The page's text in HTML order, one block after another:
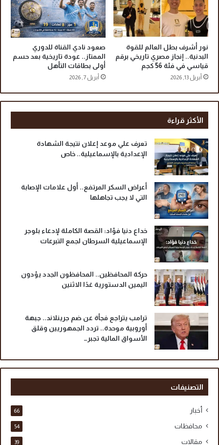
ا
ش
و
نور أشرف بطل العالم للقوة
البدنية.. إنجاز مصري تاريخي برقم
قياسي في فئة 56 كجم
أبريل 13, 2026
صعود نادي القناة للدوري
الممتاز.. عودة تاريخية بعد حسم
أولى بطاقات التأهل
أبريل 7, 2026
الأكثر قراءة
تعرف علي موعد إعلان نتيجة الشهادة
الإعدادية بالإسماعيلية.. خاص
أعراض السكر المرتفع.. أول علامات الإصابة
التي لا يجب تجاهلها
خداع دنيا فؤاد: القصة الكاملة لإدعاء بلوجر
الإسماعيلية السرطان لجمع التبرعات
حركة المحافظين.. المحافظون الجدد يؤدون
اليمين الدستورية غدًا الاثنين
ترامب يتراجع فجأة عن ضم جرينلاند.. جبهة
أوروبية موحدة.. تردد الجمهوريين وقلق
الأسواق المالية تجبر…
التصنيفات
أخبار 66
محافظات 54
مقالات 39